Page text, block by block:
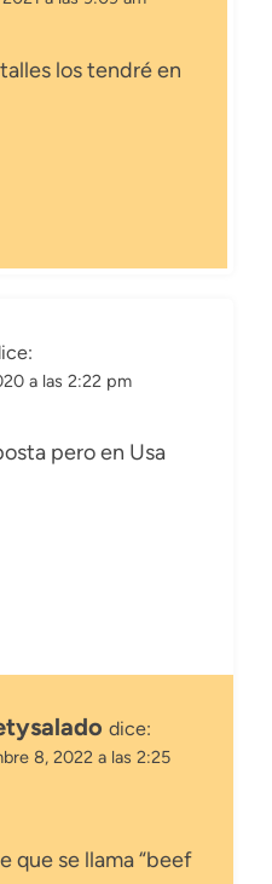
los tendré en
a las 2:22 pm
pero en Usa
dice:
8, 2022 a las 2:25
que se llama “beef